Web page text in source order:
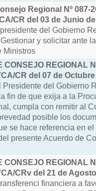
Regional Nº 087-
CR del 03 de Junio
del Gobierno
y solicitar ante
Ministros
CONSEJO REGIONAL
CR del 07 de
Presidente del Gobierno
fin de que exija a la
cumpla con remitir al
posible los
se hace referencia en el
presente Acuerdo de
CONSEJO REGIONAL
CRv del 21 de
financiera a